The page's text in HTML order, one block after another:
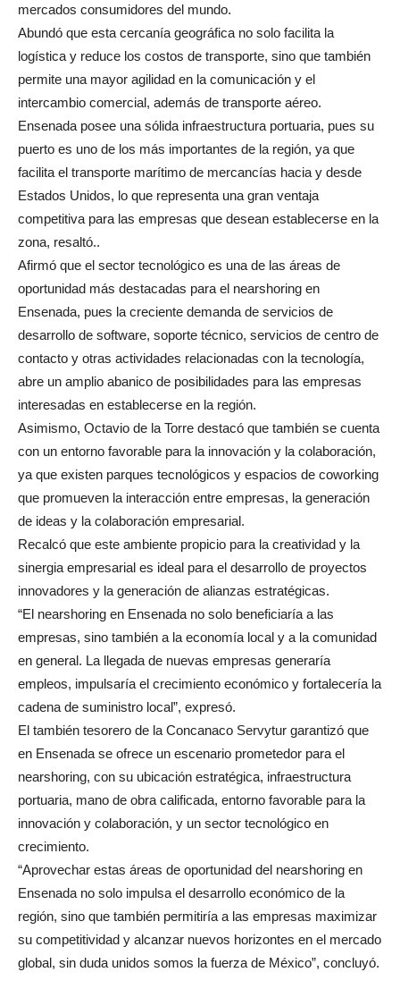
mercados consumidores del mundo.
Abundó que esta cercanía geográfica no solo facilita la
logística y reduce los costos de transporte, sino que también
permite una mayor agilidad en la comunicación y el
intercambio comercial, además de transporte aéreo.
Ensenada posee una sólida infraestructura portuaria, pues su
puerto es uno de los más importantes de la región, ya que
facilita el transporte marítimo de mercancías hacia y desde
Estados Unidos, lo que representa una gran ventaja
competitiva para las empresas que desean establecerse en la
zona, resaltó..
Afirmó que el sector tecnológico es una de las áreas de
oportunidad más destacadas para el nearshoring en
Ensenada, pues la creciente demanda de servicios de
desarrollo de software, soporte técnico, servicios de centro de
contacto y otras actividades relacionadas con la tecnología,
abre un amplio abanico de posibilidades para las empresas
interesadas en establecerse en la región.
Asimismo, Octavio de la Torre destacó que también se cuenta
con un entorno favorable para la innovación y la colaboración,
ya que existen parques tecnológicos y espacios de coworking
que promueven la interacción entre empresas, la generación
de ideas y la colaboración empresarial.
Recalcó que este ambiente propicio para la creatividad y la
sinergia empresarial es ideal para el desarrollo de proyectos
innovadores y la generación de alianzas estratégicas.
“El nearshoring en Ensenada no solo beneficiaría a las
empresas, sino también a la economía local y a la comunidad
en general. La llegada de nuevas empresas generaría
empleos, impulsaría el crecimiento económico y fortalecería la
cadena de suministro local”, expresó.
El también tesorero de la Concanaco Servytur garantizó que
en Ensenada se ofrece un escenario prometedor para el
nearshoring, con su ubicación estratégica, infraestructura
portuaria, mano de obra calificada, entorno favorable para la
innovación y colaboración, y un sector tecnológico en
crecimiento.
“Aprovechar estas áreas de oportunidad del nearshoring en
Ensenada no solo impulsa el desarrollo económico de la
región, sino que también permitiría a las empresas maximizar
su competitividad y alcanzar nuevos horizontes en el mercado
global, sin duda unidos somos la fuerza de México”, concluyó.